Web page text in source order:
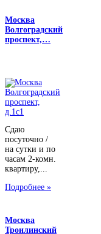
Москва
Волгоградский
проспект,…
Сдаю
посуточно /
на сутки и по
часам 2-комн.
квартиру,...
Подробнее »
Москва
Троилинский